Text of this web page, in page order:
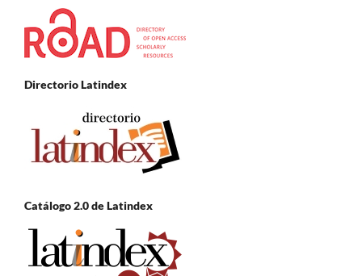
Directorio Latindex
Catálogo 2.0 de Latindex